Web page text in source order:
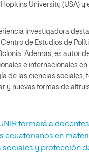
University (USA) y
investigadora
de Estudios de
Además, es autor
e internacionales
de las ciencias sociales,
y nuevas formas de
formará a
ecuatorianos en
sociales y protección